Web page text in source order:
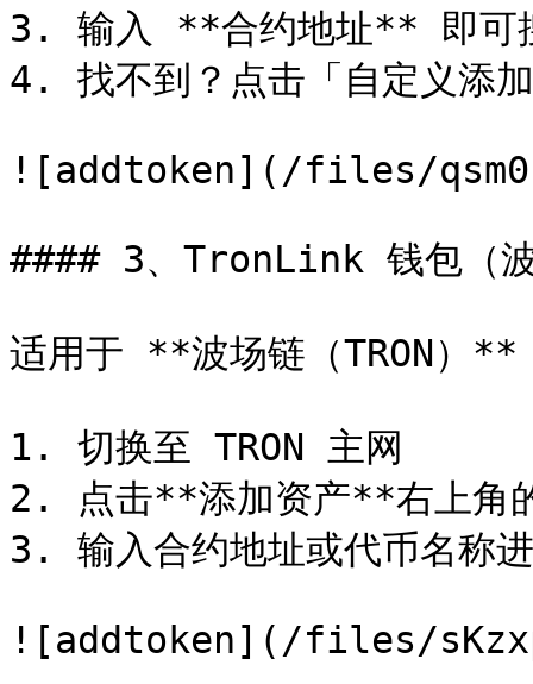
3. 输入 **合约地址** 即可
4. 找不到？点击「自定义添
![addtoken](/files/
#### 3、TronLink 钱包（
适用于 **波场链（TRON）**
1. 切换至 TRON 主网
2. 点击**添加资产**右上
3. 输入合约地址或代币名称
![addtoken](/files/